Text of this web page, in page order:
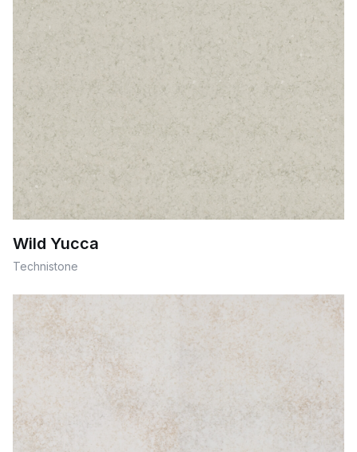
Wild Yucca
Technistone